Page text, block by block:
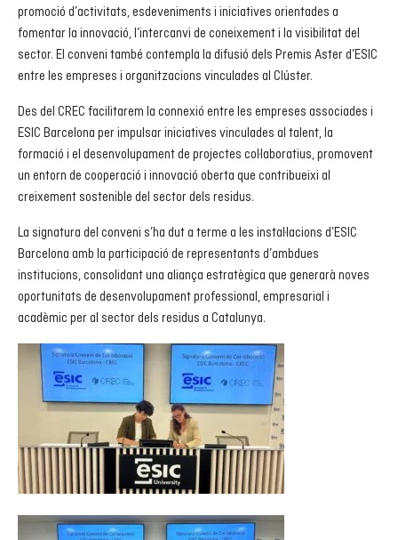
promoció d’activitats, esdeveniments i iniciatives orientades a
fomentar la innovació, l’intercanvi de coneixement i la visibilitat del
sector. El conveni també contempla la difusió dels Premis Aster d’ESIC
entre les empreses i organitzacions vinculades al Clúster.
Des del CREC facilitarem la connexió entre les empreses associades i
ESIC Barcelona per impulsar iniciatives vinculades al talent, la
formació i el desenvolupament de projectes col·laboratius, promovent
un entorn de cooperació i innovació oberta que contribueixi al
creixement sostenible del sector dels residus.
La signatura del conveni s’ha dut a terme a les instal·lacions d’ESIC
Barcelona amb la participació de representants d’ambdues
institucions, consolidant una aliança estratègica que generarà noves
oportunitats de desenvolupament professional, empresarial i
acadèmic per al sector dels residus a Catalunya.